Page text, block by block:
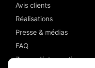
Avis clients
Réalisations
Presse & médias
FAQ
Zones d'intervention